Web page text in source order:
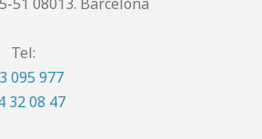
Tel:
095 977
32 08 47